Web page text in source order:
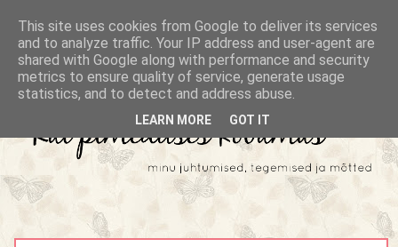
This site uses cookies from Google to deliver its services
and to analyze traffic. Your IP address and user-agent are
shared with Google along with performance and security
metrics to ensure quality of service, generate usage
statistics, and to detect and address abuse.
LEARN MORE GOT IT